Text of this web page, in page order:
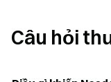
Câu hỏi